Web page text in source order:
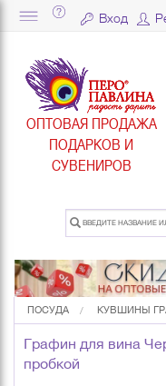
Вход
ОПТОВАЯ ПРОДАЖА
ПОДАРКОВ И
СУВЕНИРОВ
ПОСУДА КУВШИНЫ
Графин для вина
пробкой